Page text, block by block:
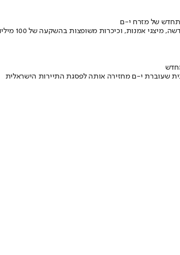
של מזרח י-ם
שעוברת י-ם מחזירה אותה לפסגת התיירות הישראלית